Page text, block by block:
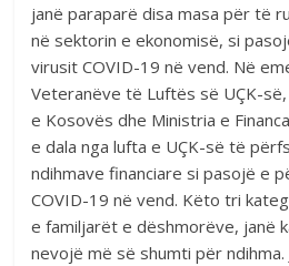
janë paraparë disa masa për të
në sektorin e ekonomisë, si
virusit COVID-19 në vend. Në
Veteranëve të Luftës së UÇK-
e Kosovës dhe Ministria e
e dala nga lufta e UÇK-së të
ndihmave financiare si pasojë e
COVID-19 në vend. Këto tri
e familjarët e dëshmorëve, janë
nevojë më së shumti për ndihma.